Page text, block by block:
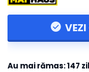
VEZI
Au mai rămas:147